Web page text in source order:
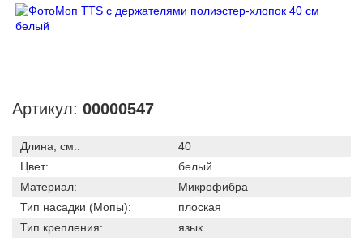
Артикул: 00000547
Длина, см.:
40
Цвет:
белый
Материал:
Микрофибра
Тип насадки (Мопы):
плоская
Тип крепления:
язык